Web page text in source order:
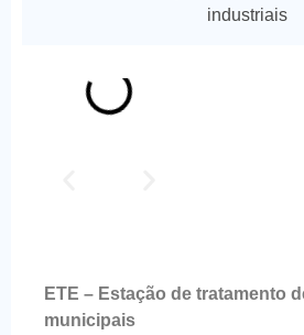
industriais
ETE – Estação de tratamento
municipais